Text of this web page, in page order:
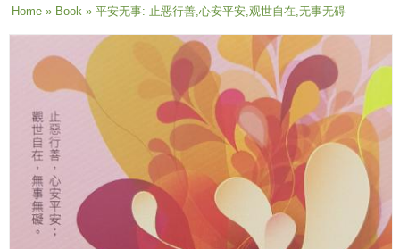
You are here
Home» Book» 平安无事: 止恶行善,心安平安,观世自在,无事无碍